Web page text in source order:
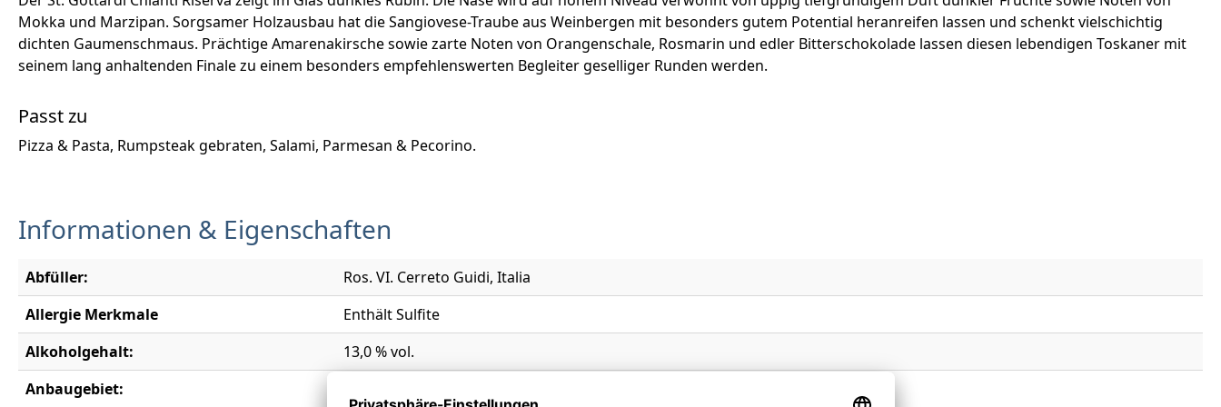
Mokka und Marzipan. Sorgsamer Holzausbau hat die Sangiovese-Traube aus Weinbergen mit besonders gutem Potential heranreifen lassen und schenkt vielschichtig
dichten Gaumenschmaus. Prächtige Amarenakirsche sowie zarte Noten von Orangenschale, Rosmarin und edler Bitterschokolade lassen diesen lebendigen Toskaner mit
seinem lang anhaltenden Finale zu einem besonders empfehlenswerten Begleiter geselliger Runden werden.
Passt zu
Pizza & Pasta, Rumpsteak gebraten, Salami, Parmesan & Pecorino.
Informationen & Eigenschaften
Abfüller:
Ros. VI. Cerreto Guidi, Italia
Allergie Merkmale
Enthält Sulfite
Alkoholgehalt:
13,0 % vol.
Anbaugebiet: